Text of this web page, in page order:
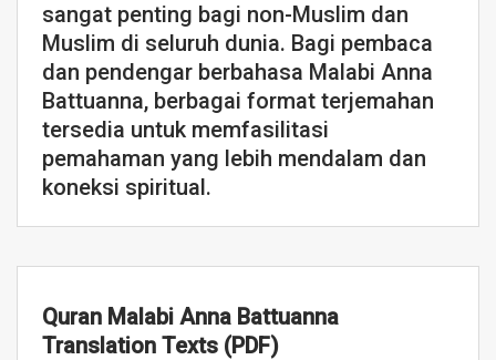
sangat penting bagi non-Muslim dan
Muslim di seluruh dunia. Bagi pembaca
dan pendengar berbahasa Malabi Anna
Battuanna, berbagai format terjemahan
tersedia untuk memfasilitasi
pemahaman yang lebih mendalam dan
koneksi spiritual.
Quran Malabi Anna Battuanna
Translation Texts (PDF)